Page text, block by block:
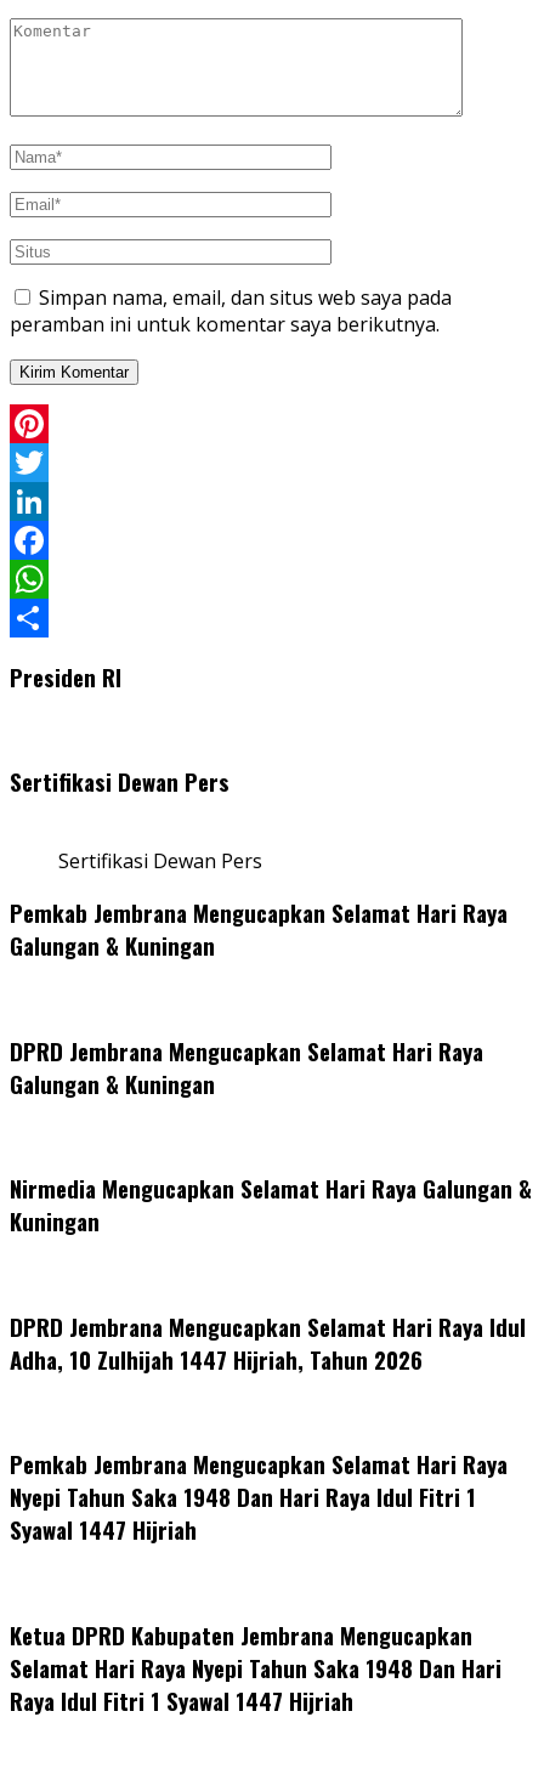
Simpan nama, email, dan situs web saya pada
peramban ini untuk komentar saya berikutnya.
Pinterest
Twitter
LinkedIn
Facebook
WhatsApp
Presiden RI
Sertifikasi Dewan Pers
Sertifikasi Dewan Pers
Pemkab Jembrana Mengucapkan Selamat Hari Raya
Galungan & Kuningan
DPRD Jembrana Mengucapkan Selamat Hari Raya
Galungan & Kuningan
Nirmedia Mengucapkan Selamat Hari Raya Galungan &
Kuningan
DPRD Jembrana Mengucapkan Selamat Hari Raya Idul
Adha, 10 Zulhijah 1447 Hijriah, Tahun 2026
Pemkab Jembrana Mengucapkan Selamat Hari Raya
Nyepi Tahun Saka 1948 Dan Hari Raya Idul Fitri 1
Syawal 1447 Hijriah
Ketua DPRD Kabupaten Jembrana Mengucapkan
Selamat Hari Raya Nyepi Tahun Saka 1948 Dan Hari
Raya Idul Fitri 1 Syawal 1447 Hijriah